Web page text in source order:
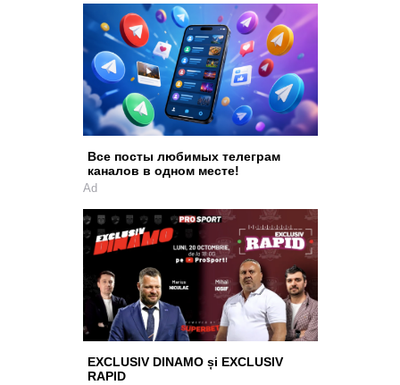
Все посты любимых телеграм
каналов в одном месте!
Ad
EXCLUSIV DINAMO și EXCLUSIV
RAPID